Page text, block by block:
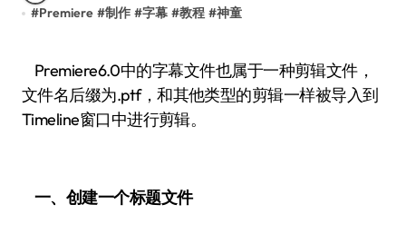
#Premiere #制作 #字幕 #教程 #神童
Premiere6.0中的字幕文件也属于一种剪辑文件，
文件名后缀为.ptf，和其他类型的剪辑一样被导入到
Timeline窗口中进行剪辑。
一、创建一个标题文件